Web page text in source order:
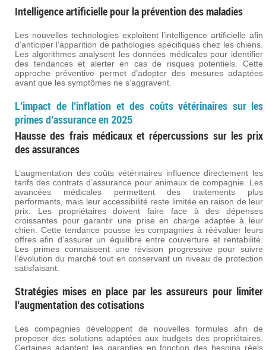
Intelligence artificielle pour la prévention des maladies
Les nouvelles technologies exploitent l’intelligence artificielle afin
d’anticiper l’apparition de pathologies spécifiques chez les chiens.
Les algorithmes analysent les données médicales pour identifier
des tendances et alerter en cas de risques potentiels. Cette
approche préventive permet d’adopter des mesures adaptées
avant que les symptômes ne s’aggravent.
L’impact de l’inflation et des coûts vétérinaires sur les
primes d’assurance en 2025
Hausse des frais médicaux et répercussions sur les prix
des assurances
L’augmentation des coûts vétérinaires influence directement les
tarifs des contrats d’assurance pour animaux de compagnie. Les
avancées médicales permettent des traitements plus
performants, mais leur accessibilité reste limitée en raison de leur
prix. Les propriétaires doivent faire face à des dépenses
croissantes pour garantir une prise en charge adaptée à leur
chien. Cette tendance pousse les compagnies à réévaluer leurs
offres afin d’assurer un équilibre entre couverture et rentabilité.
Les primes connaissent une révision progressive pour suivre
l’évolution du marché tout en conservant un niveau de protection
satisfaisant.
Stratégies mises en place par les assureurs pour limiter
l’augmentation des cotisations
Les compagnies développent de nouvelles formules afin de
proposer des solutions adaptées aux budgets des propriétaires.
Certaines adaptent les garanties en fonction des besoins réels